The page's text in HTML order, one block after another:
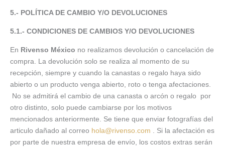
5.- POLÍTICA DE CAMBIO Y/O DEVOLUCIONES
5.1.- CONDICIONES DE CAMBIOS Y/O DEVOLUCIONES
En Rivenso México no realizamos devolución o cancelación de
compra. La devolución solo se realiza al momento de su
recepción, siempre y cuando la canastas o regalo haya sido
abierto o un producto venga abierto, roto o tenga afectaciones.
No se admitirá el cambio de una canasta o arcón o regalo por
otro distinto, solo puede cambiarse por los motivos
mencionados anteriormente. Se tiene que enviar fotografías del
articulo dañado al correo hola@rivenso.com . Si la afectación es
por parte de nuestra empresa de envío, los costos extras serán